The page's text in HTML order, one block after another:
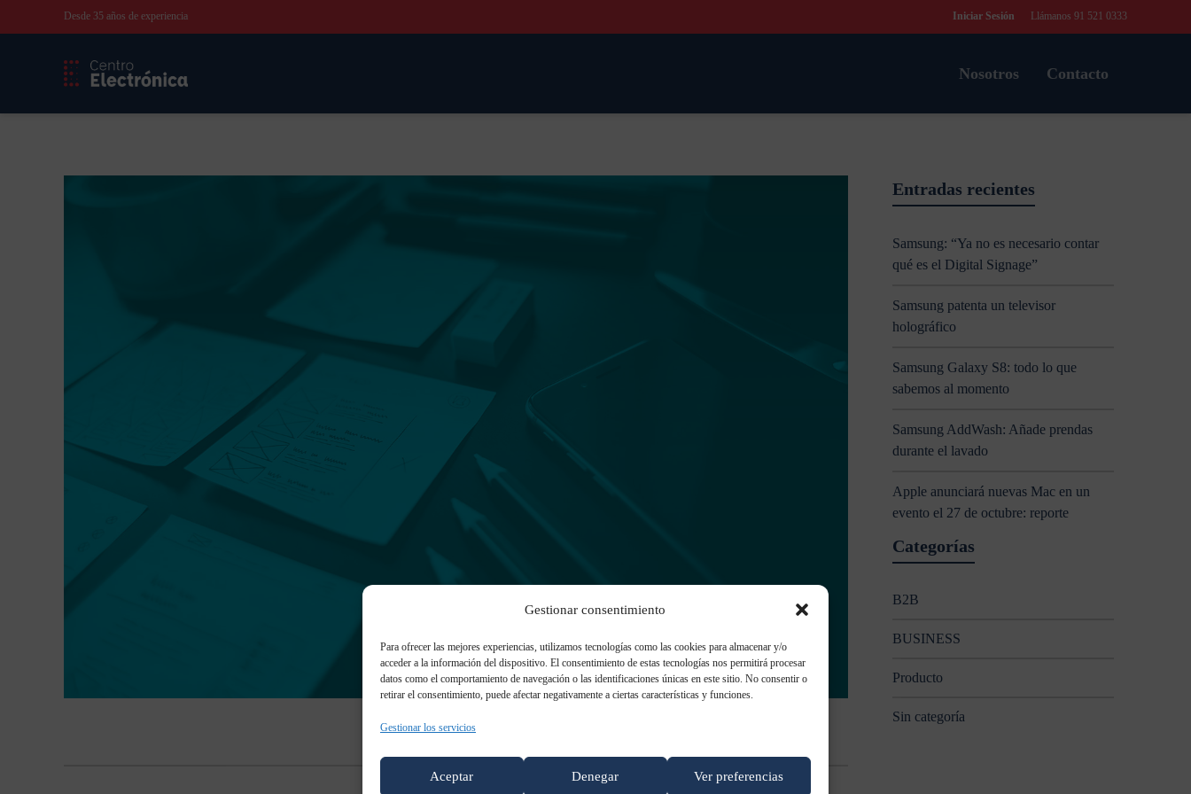
Gestionar consentimiento
Para ofrecer las mejores experiencias, utilizamos tecnologías como las cookies para almacenar y/o
acceder a la información del dispositivo. El consentimiento de estas tecnologías nos permitirá procesar
datos como el comportamiento de navegación o las identificaciones únicas en este sitio. No consentir o
retirar el consentimiento, puede afectar negativamente a ciertas características y funciones.
Gestionar los servicios
Aceptar Denegar Ver preferencias
Desde 35 años de experiencia Iniciar Sesión Llámanos 91 521 0333
Nosotros Contacto
Entradas recientes
Samsung: “Ya no es necesario contar
qué es el Digital Signage”
Samsung patenta un televisor
holográfico
Samsung Galaxy S8: todo lo que
sabemos al momento
Samsung AddWash: Añade prendas
durante el lavado
Apple anunciará nuevas Mac en un
evento el 27 de octubre: reporte
Categorías
B2B
BUSINESS
Producto
Sin categoría